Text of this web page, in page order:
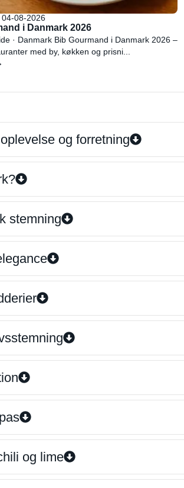
08-2026
i Danmark 2026
· Danmark Bib Gourmand i Danmark 2026 –
med by, køkken og prisni...
og forretning
stemning
og lime